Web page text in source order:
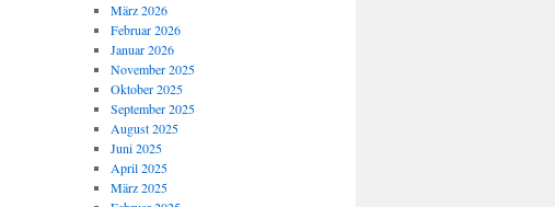
März 2026
Februar 2026
Januar 2026
November 2025
Oktober 2025
September 2025
August 2025
Juni 2025
April 2025
März 2025